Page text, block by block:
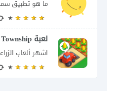
لعبة Township مجاناً